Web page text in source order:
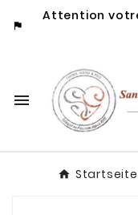

Attention

Startseite